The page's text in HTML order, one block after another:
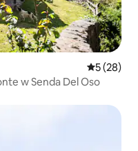
Średnia
5 (28)
w Senda Del Oso